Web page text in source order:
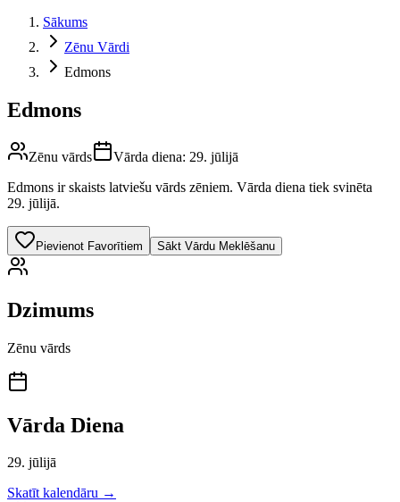
Sākums
Zēnu Vārdi
Edmons
Edmons
Zēnu vārds Vārda diena: 29. jūlijā
Edmons ir skaists latviešu vārds zēniem. Vārda diena tiek svinēta
29. jūlijā.
Pievienot Favorītiem Sākt Vārdu Meklēšanu
Dzimums
Zēnu vārds
Vārda Diena
29. jūlijā
Skatīt kalendāru →